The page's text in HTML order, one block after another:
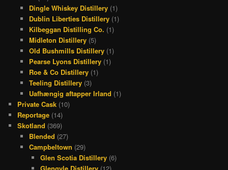
Dingle Whiskey Distillery(1)
Dublin Liberties Distillery(1)
Kilbeggan Distilling Co. (1)
Midleton Distillery(5)
Old Bushmills Distillery(1)
Pearse Lyons Distillery(1)
Roe & Co Distillery(1)
Teeling Distillery(3)
Uafhængig aftapper Irland (1)
Private Cask (10)
Reportage (14)
Skotland (369)
Blended (27)
Campbeltown (29)
Glen Scotia Distillery (6)